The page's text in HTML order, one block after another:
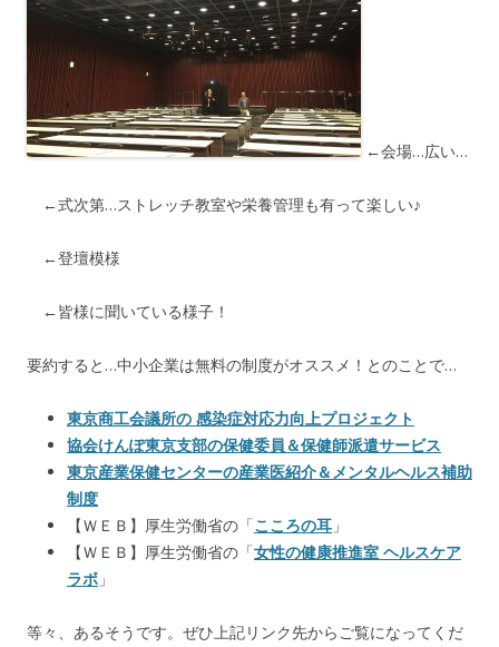
←会場…広い…
←式次第…ストレッチ教室や栄養管理も有って楽しい♪
←登壇模様
←皆様に聞いている様子！
要約すると…中小企業は無料の制度がオススメ！とのことで…
東京商工会議所の 感染症対応力向上プロジェクト
協会けんぽ東京支部の保健委員＆保健師派遣サービス
東京産業保健センターの産業医紹介＆メンタルヘルス補助
制度
【ＷＥＢ】厚生労働省の「こころの耳 」
【ＷＥＢ】厚生労働省の「女性の健康推進室 ヘルスケア
ラボ 」
等々、あるそうです。ぜひ上記リンク先からご覧になってくだ